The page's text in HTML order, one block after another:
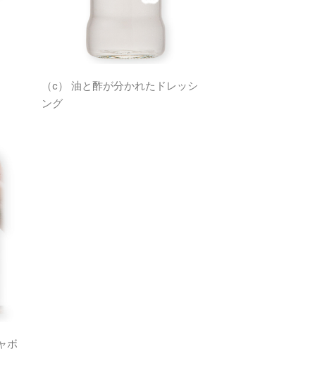
（c） 油と酢が分かれたドレッシ
ング
ボ